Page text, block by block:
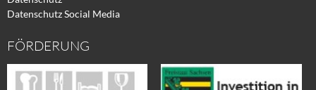
Datenschutz Social Media
FÖRDERUNG